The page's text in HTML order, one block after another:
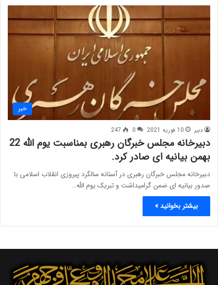
خبر
دبیر 10 فوریه 2021 0
247
دبیرخانه مجلس خبرگان رهبری بمناسبت یوم الله 22
بهمن بیانیه ای صادر کرد.
دبیرخانه مجلس خبرگان رهبری در آستانه سالگرد پیروزی انقلاب اسلامی با
صدور بیانیه ای ضمن گرامیداشت و تبریک یوم الله…
بیشتر بخوانید »